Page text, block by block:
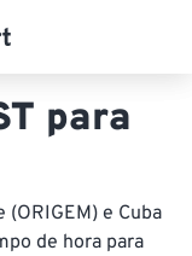
para
e Cuba
de hora para